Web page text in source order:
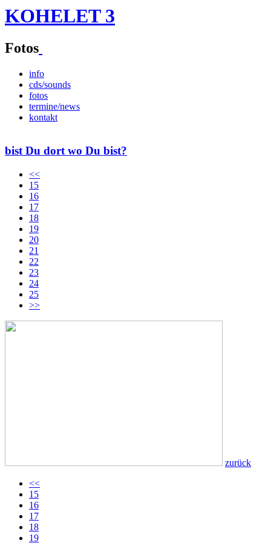
KOHELET 3
Fotos
info
cds/sounds
fotos
termine/news
kontakt
bist Du dort wo Du bist?
<<
15
16
17
18
19
20
21
22
23
24
25
>>
zurück
<<
15
16
17
18
19